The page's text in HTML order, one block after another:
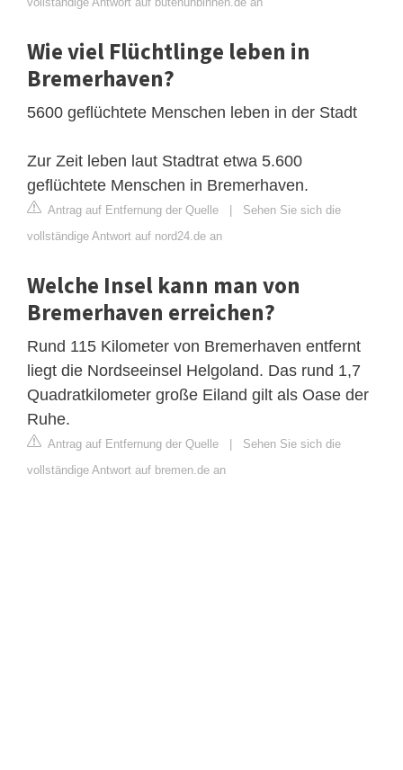
Wie viel Flüchtlinge leben in
Bremerhaven?
5600 geflüchtete Menschen leben in der Stadt
Zur Zeit leben laut Stadtrat etwa 5.600
geflüchtete Menschen in Bremerhaven.
Antrag auf Entfernung der Quelle | Sehen Sie sich die
vollständige Antwort auf nord24.de an
Welche Insel kann man von
Bremerhaven erreichen?
Rund 115 Kilometer von Bremerhaven entfernt
liegt die Nordseeinsel Helgoland. Das rund 1,7
Quadratkilometer große Eiland gilt als Oase der
Ruhe.
Antrag auf Entfernung der Quelle | Sehen Sie sich die
vollständige Antwort auf bremen.de an